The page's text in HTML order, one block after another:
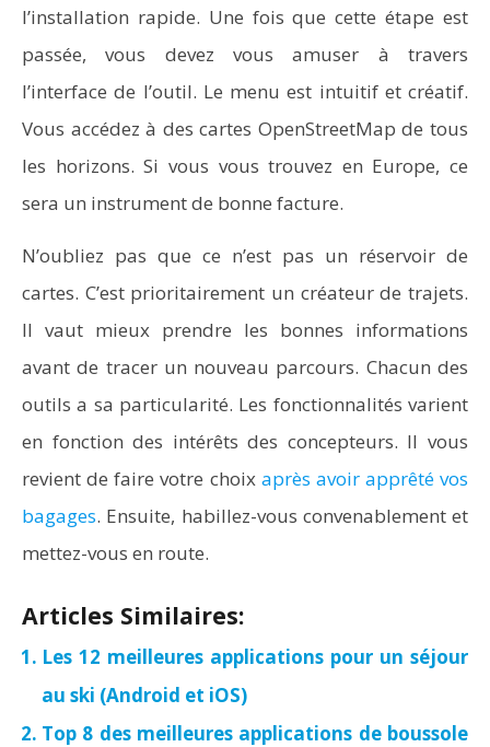
l’installation rapide. Une fois que cette étape est
passée, vous devez vous amuser à travers
l’interface de l’outil. Le menu est intuitif et créatif.
Vous accédez à des cartes OpenStreetMap de tous
les horizons. Si vous vous trouvez en Europe, ce
sera un instrument de bonne facture.
N’oubliez pas que ce n’est pas un réservoir de
cartes. C’est prioritairement un créateur de trajets.
Il vaut mieux prendre les bonnes informations
avant de tracer un nouveau parcours. Chacun des
outils a sa particularité. Les fonctionnalités varient
en fonction des intérêts des concepteurs. Il vous
revient de faire votre choix après avoir apprêté vos
bagages. Ensuite, habillez-vous convenablement et
mettez-vous en route.
Articles Similaires:
Les 12 meilleures applications pour un séjour
au ski (Android et iOS)
Top 8 des meilleures applications de boussole